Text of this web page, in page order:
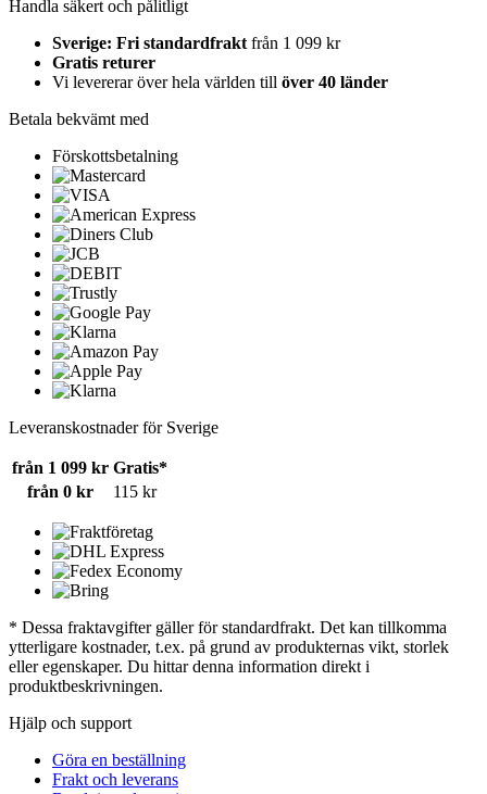
Handla säkert och pålitligt
Sverige: Fri standardfrakt från 1 099 kr
Gratis returer
Vi levererar över hela världen till över 40 länder
Betala bekvämt med
Förskottsbetalning
Leveranskostnader för Sverige
från 1 099 kr Gratis*
från 0 kr
115 kr
* Dessa fraktavgifter gäller för standardfrakt. Det kan tillkomma
ytterligare kostnader, t.ex. på grund av produkternas vikt, storlek
eller egenskaper. Du hittar denna information direkt i
produktbeskrivningen.
Hjälp och support
Göra en beställning
Frakt och leverans